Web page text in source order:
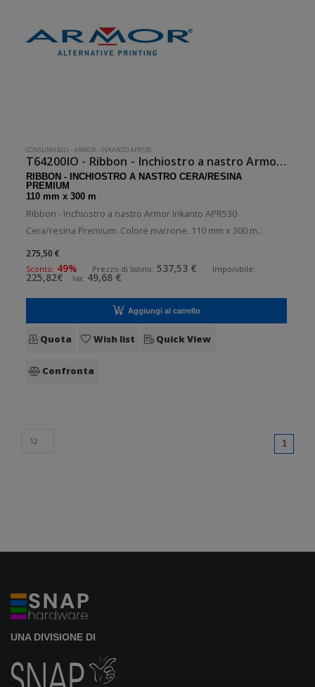
CONSUMABILI -ARMOR- INKANTO APR530
T64200IO - Ribbon - Inchiostro a nastro Armor Marrone Inkanto APR530
RIBBON - INCHIOSTRO A NASTRO CERA/RESINA
PREMIUM
110 mm x 300 m
Ribbon - Inchiostro a nastro Armor Inkanto APR530
Cera/resina Premium. Colore marrone. 110 mm x 300 m
Ribbon - Inchiostro a nastro Armor a bobina. 10 bobine per
confezione. .Ribbon - Inchiostro a nastro in cera/resina
premium. Diametro interno: 25 m
275,50 €
Sconto: 49% Prezzo di listino: 537,53 € Imponibile:
225,82€ Iva: 49,68 €
Aggiungi al carrello
Quota Wish list Quick View
Confronta
1
UNA DIVISIONE DI